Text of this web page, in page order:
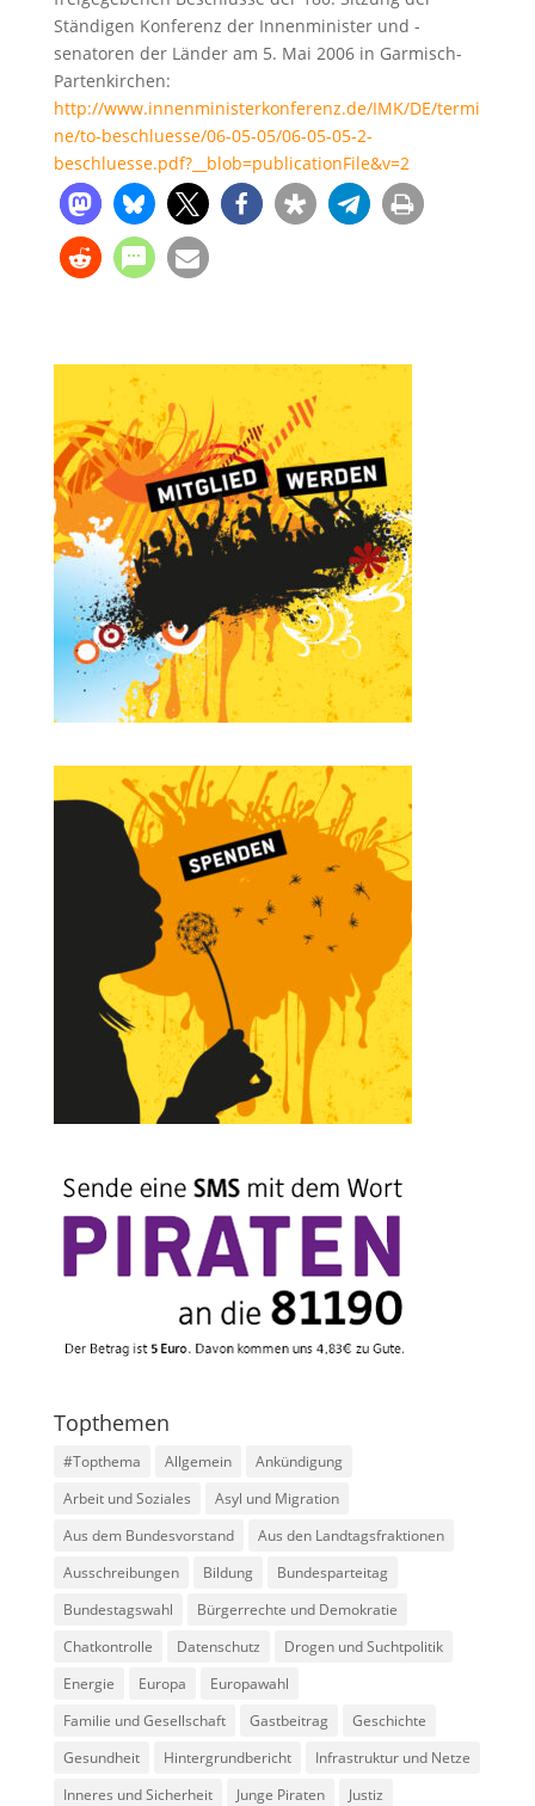
Ständigen Konferenz der Innenminister und -
senatoren der Länder am 5. Mai 2006 in Garmisch-
Partenkirchen:
http://www.innenministerkonferenz.de/IMK/DE/termi
ne/to-beschluesse/06-05-05/06-05-05-2-
beschluesse.pdf?__blob=publicationFile&v=2
Topthemen
#Topthema Allgemein
Ankündigung
Arbeit und Soziales
Asyl und Migration
Aus dem Bundesvorstand
Aus den Landtagsfraktionen
Ausschreibungen
Bildung
Bundesparteitag
Bundestagswahl
Bürgerrechte und Demokratie
Chatkontrolle
Datenschutz
Drogen und Suchtpolitik
Energie
Europa
Europawahl
Familie und Gesellschaft
Gastbeitrag
Geschichte
Gesundheit
Hintergrundbericht
Infrastruktur und Netze
Inneres und Sicherheit
Junge Piraten
Justiz